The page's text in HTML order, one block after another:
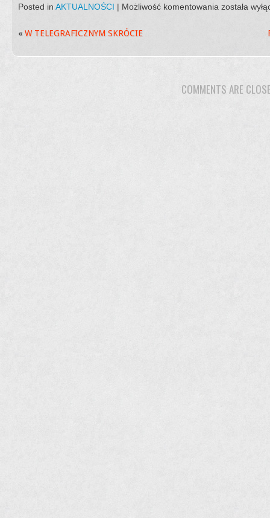
Posted in AKTUALNOŚCI | Możliwość komentowania PIERWSZE
KAMILA
została
« W TELEGRAFICZNYM SKRÓCIE
COMMENTS ARE